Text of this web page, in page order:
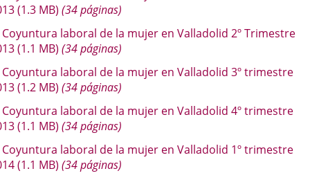
(1.3 MB) (34 páginas)
Coyuntura laboral de la mujer en Valladolid 2º Trimestre
(1.1 MB) (34 páginas)
Coyuntura laboral de la mujer en Valladolid 3º trimestre
(1.2 MB) (34 páginas)
Coyuntura laboral de la mujer en Valladolid 4º trimestre
(1.1 MB) (34 páginas)
Coyuntura laboral de la mujer en Valladolid 1º trimestre
(1.1 MB) (34 páginas)